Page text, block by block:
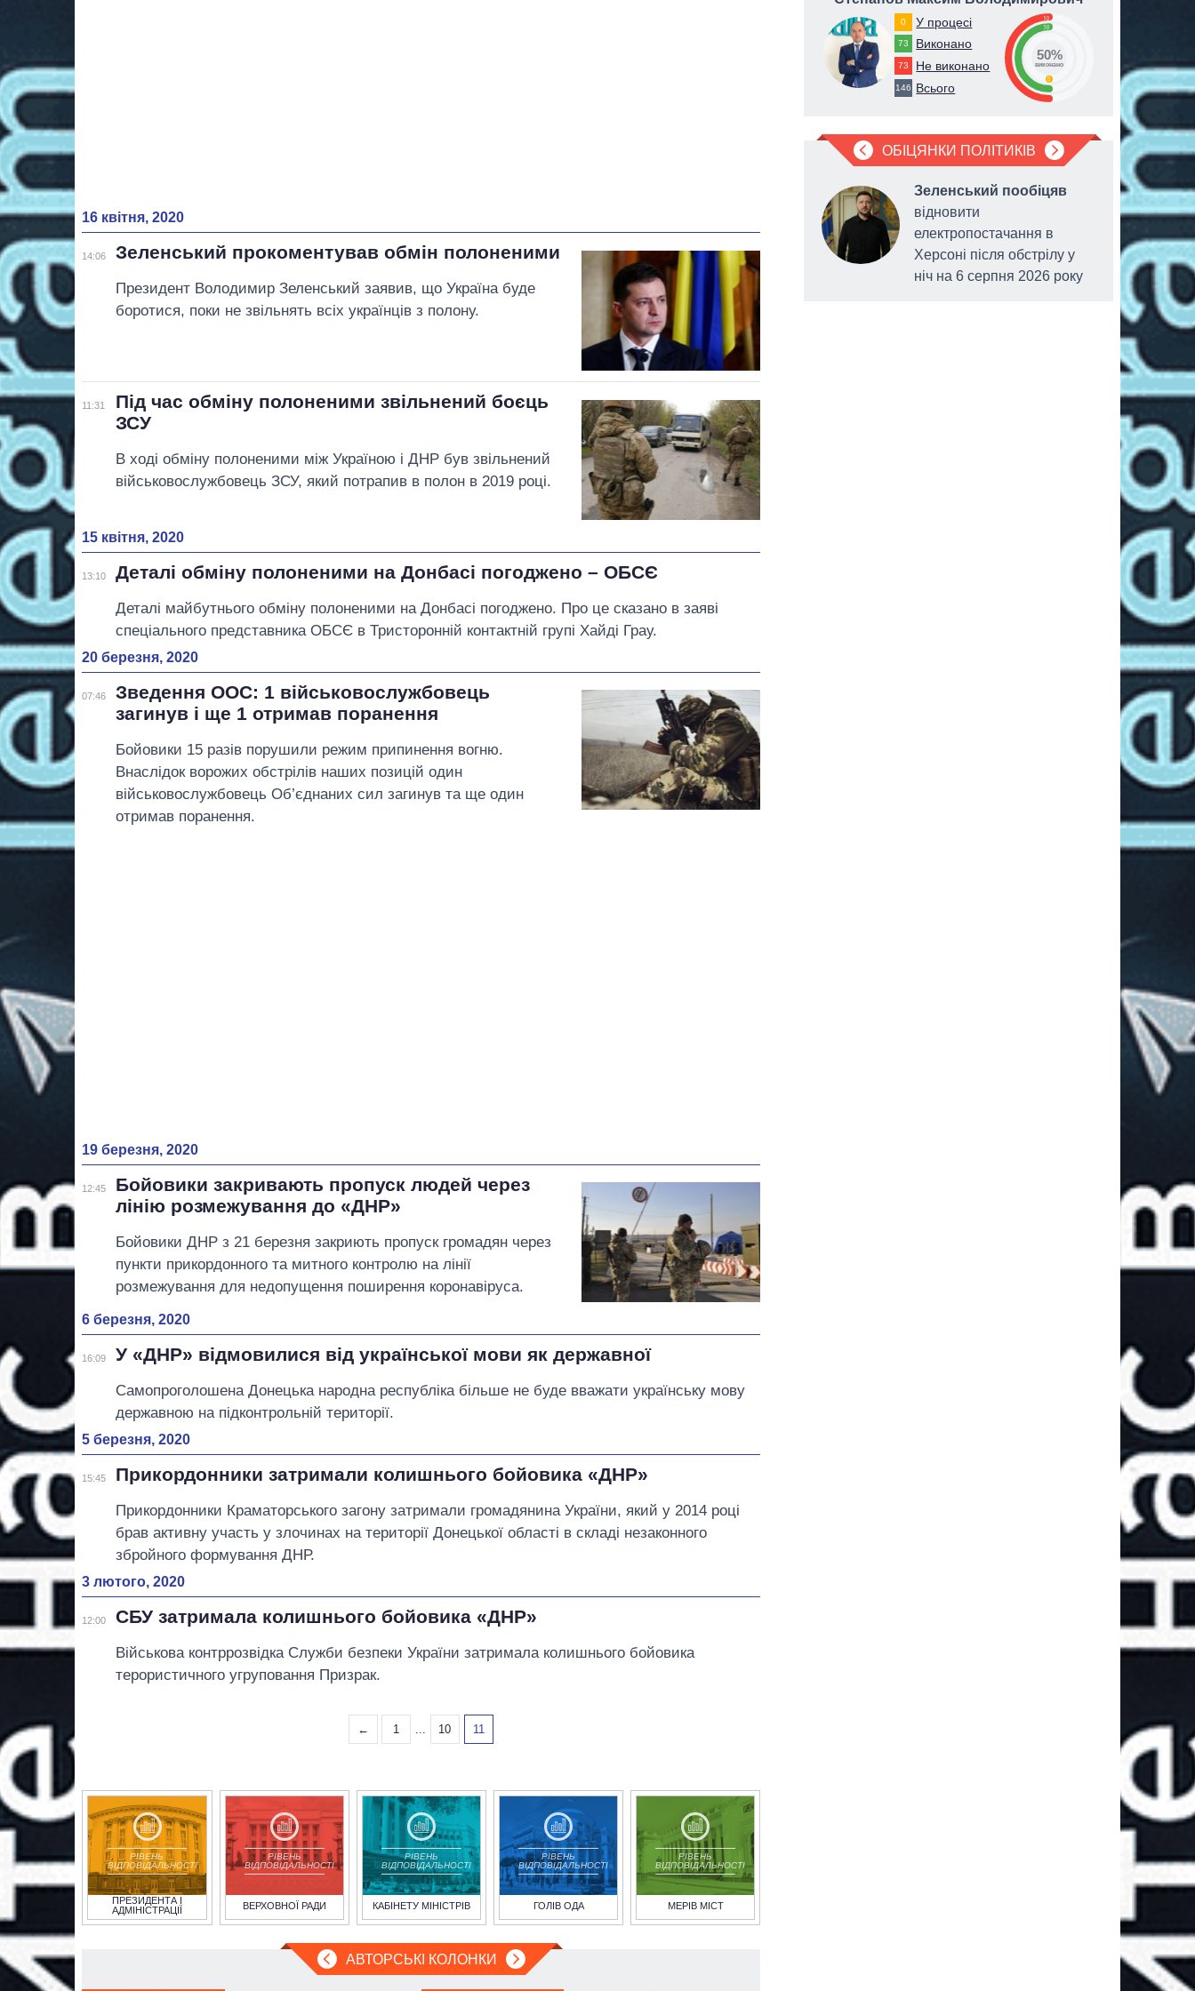
16 квітня, 2020
14:06 Зеленський прокоментував обмін полоненими
Президент Володимир Зеленський заявив, що Україна буде
боротися, поки не звільнять всіх українців з полону.
11:31
Під час обміну полоненими звільнений боєць
ЗСУ
В ході обміну полоненими між Україною і ДНР був звільнений
військовослужбовець ЗСУ, який потрапив в полон в 2019 році.
15 квітня, 2020
13:10 Деталі обміну полоненими на Донбасі погоджено – ОБСЄ
Деталі майбутнього обміну полоненими на Донбасі погоджено. Про це сказано в заяві
спеціального представника ОБСЄ в Тристоронній контактній групі Хайді Грау.
20 березня, 2020
07:46
Зведення ООС: 1 військовослужбовець
загинув і ще 1 отримав поранення
Бойовики 15 разів порушили режим припинення вогню.
Внаслідок ворожих обстрілів наших позицій один
військовослужбовець Об’єднаних сил загинув та ще один
отримав поранення.
19 березня, 2020
12:45
Бойовики закривають пропуск людей через
лінію розмежування до «ДНР»
Бойовики ДНР з 21 березня закриють пропуск громадян через
пункти прикордонного та митного контролю на лінії
розмежування для недопущення поширення коронавіруса.
6 березня, 2020
16:09 У «ДНР» відмовилися від української мови як державної
Самопроголошена Донецька народна республіка більше не буде вважати українську мову
державною на підконтрольній території.
5 березня, 2020
15:45 Прикордонники затримали колишнього бойовика «ДНР»
Прикордонники Краматорського загону затримали громадянина України, який у 2014 році
брав активну участь у злочинах на території Донецької області в складі незаконного
збройного формування ДНР.
3 лютого, 2020
12:00 СБУ затримала колишнього бойовика «ДНР»
Військова контррозвідка Служби безпеки України затримала колишнього бойовика
терористичного угруповання Призрак.
← 1 ... 10 11
РІВЕНЬ
ВІДПОВІДАЛЬНОСТІ
ПРЕЗИДЕНТА І
АДМІНІСТРАЦІЇ
РІВЕНЬ
ВІДПОВІДАЛЬНОСТІ
ВЕРХОВНОЇ РАДИ
РІВЕНЬ
ВІДПОВІДАЛЬНОСТІ
КАБІНЕТУ МІНІСТРІВ
РІВЕНЬ
ВІДПОВІДАЛЬНОСТІ
ГОЛІВ ОДА
РІВЕНЬ
ВІДПОВІДАЛЬНОСТІ
МЕРІВ МІСТ
АВТОРСЬКІ КОЛОНКИ
0 У процесі
73 Виконано
73 Не виконано
146 Всього
50
50
0
50%
виконано
ОБІЦЯНКИ ПОЛІТИКІВ
діяльності керівної
компанії «Дім 9000» щодо
обслуговування
протипожежної системи ЖК
«Варшавський»
Зеленський пообіцяв
відновити
електропостачання в
Херсоні після обстрілу у
ніч на 6 серпня 2026 року